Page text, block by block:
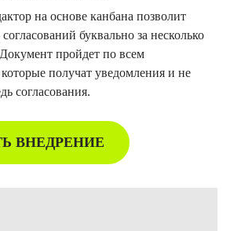
на основе канбана позволит
буквально за несколько
пройдет по всем
получат уведомления и не
согласования.
ВНЕДРЕНИЕ